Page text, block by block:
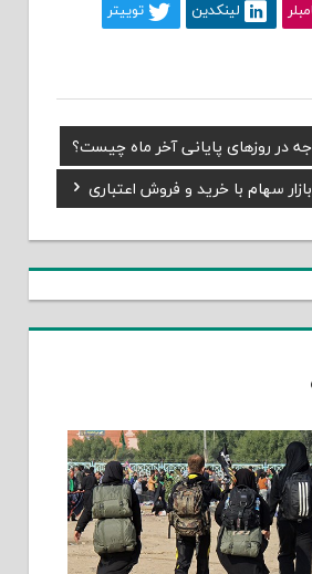
لینکدین توییتر
در روزهای پایانی آخر ماه چیست؟
سهام با خرید‌ و‌ فروش اعتباری